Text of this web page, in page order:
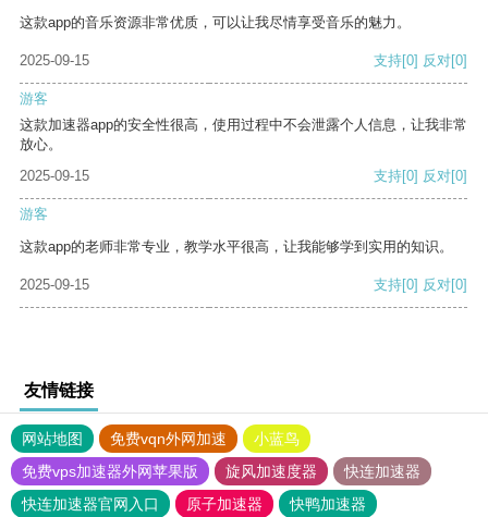
这款app的音乐资源非常优质，可以让我尽情享受音乐的魅力。
2025-09-15 支持[0] 反对[0]
游客
这款加速器app的安全性很高，使用过程中不会泄露个人信息，让我非常
放心。
2025-09-15
支持[0] 反对[0]
游客
这款app的老师非常专业，教学水平很高，让我能够学到实用的知识。
2025-09-15 支持[0] 反对[0]
友情链接
网站地图 免费vqn外网加速
小蓝鸟
免费vps加速器外网苹果版
旋风加速度器
快连加速器
快连加速器官网入口
原子加速器 快鸭加速器